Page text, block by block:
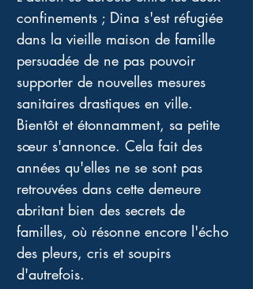
confinements ; Dina s'est réfugiée
dans la vieille maison de famille
persuadée de ne pas pouvoir
supporter de nouvelles mesures
sanitaires drastiques en ville.
Bientôt et étonnamment, sa petite
sœur s'annonce. Cela fait des
années qu'elles ne se sont pas
retrouvées dans cette demeure
abritant bien des secrets de
familles, où résonne encore l'écho
des pleurs, cris et soupirs
d'autrefois.